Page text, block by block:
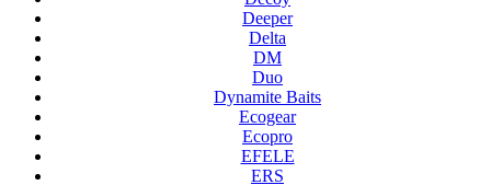
Deeper
Delta
DM
Duo
Dynamite Baits
Ecogear
Ecopro
EFELE
ERS